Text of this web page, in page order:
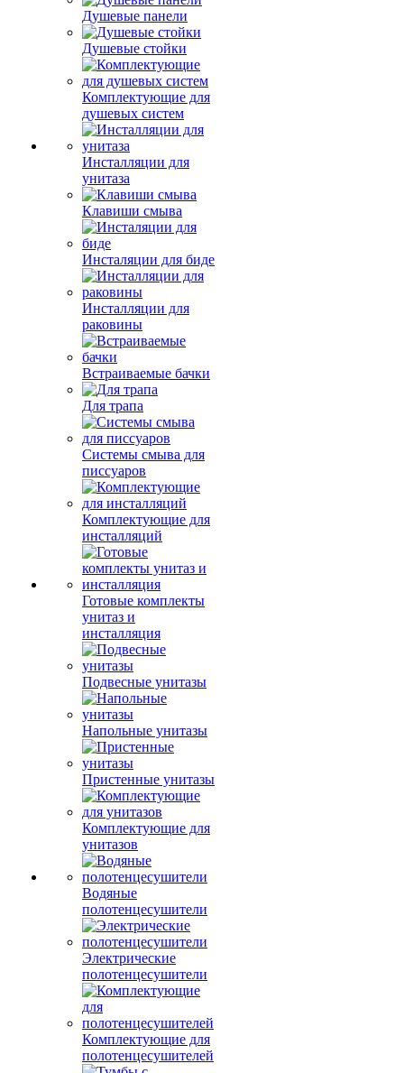
Душевые панели
Душевые стойки
Комплектующие для
душевых систем
Инсталляции для
унитаза
Клавиши смыва
Инсталяции для биде
Инсталляции для
раковины
Встраиваемые бачки
Для трапа
Системы смыва для
писсуаров
Комплектующие для
инсталляций
Готовые комплекты
унитаз и
инсталляция
Подвесные унитазы
Напольные унитазы
Пристенные унитазы
Комплектующие для
унитазов
Водяные
полотенцесушители
Электрические
полотенцесушители
Комплектующие для
полотенцесушителей